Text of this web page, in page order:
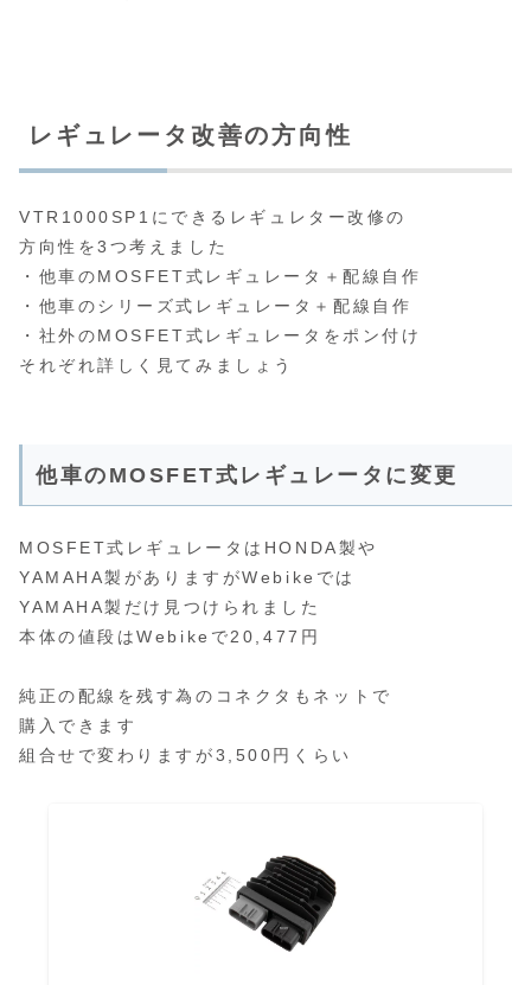
レギュレータ改善の方向性
VTR1000SP1にできるレギュレター改修の
方向性を3つ考えました
・他車のMOSFET式レギュレータ＋配線自作
・他車のシリーズ式レギュレータ＋配線自作
・社外のMOSFET式レギュレータをポン付け
それぞれ詳しく見てみましょう
他車のMOSFET式レギュレータに変更
MOSFET式レギュレータはHONDA製や
YAMAHA製がありますがWebikeでは
YAMAHA製だけ見つけられました
本体の値段はWebikeで20,477円
純正の配線を残す為のコネクタもネットで
購入できます
組合せで変わりますが3,500円くらい